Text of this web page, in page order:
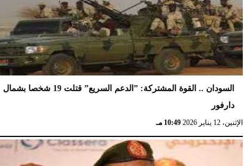
السودان .. القوة المشتركة: ”الدعم السريع” قتلت 19 شخصا بشمال
دارفور
الإثنين، 12 يناير 2026 10:49 مـ